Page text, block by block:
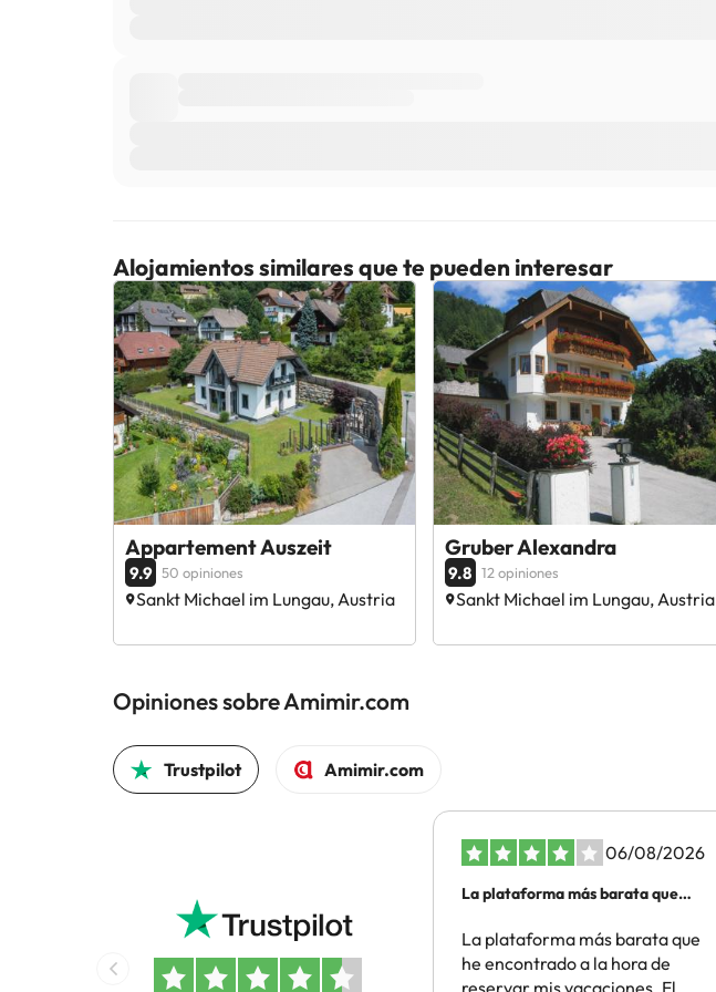
Alojamientos similares que te pueden interesar
Appartement Auszeit
9.9 50 opiniones
Sankt Michael im Lungau, Austria
Gruber Alexandra
9.8 12 opiniones
Sankt Michael im Lungau, Austria
Opiniones sobre Amimir.com
Trustpilot Amimir.com
06/08/2026
La plataforma más barata que
La plataforma más barata que
he encontrado a la hora de
reservar mis vacaciones. El